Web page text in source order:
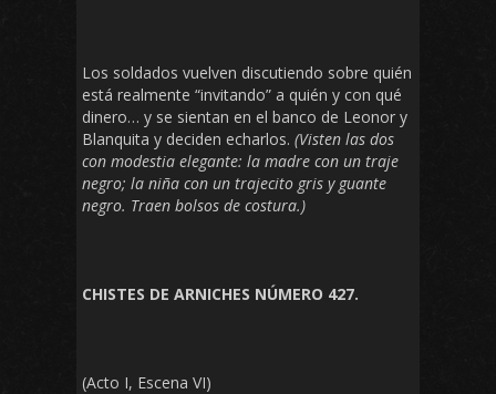
Los soldados vuelven discutiendo sobre quién
está realmente “invitando” a quién y con qué
dinero… y se sientan en el banco de Leonor y
Blanquita y deciden echarlos. (Visten las dos
con modestia elegante: la madre con un traje
negro; la niña con un trajecito gris y guante
negro. Traen bolsos de costura.)
CHISTES DE ARNICHES NÚMERO 427.
(Acto I, Escena VI)